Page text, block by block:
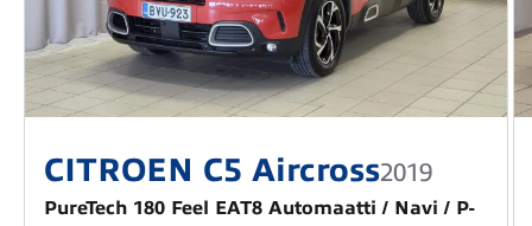
CITROEN C5 Aircross2019
PureTech 180 Feel EAT8 Automaatti / Navi / P-